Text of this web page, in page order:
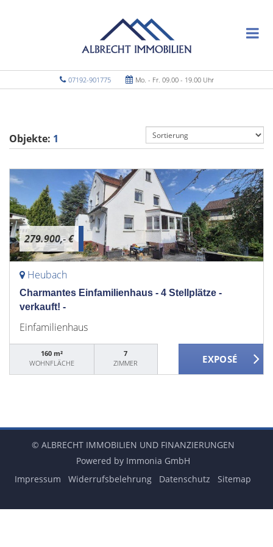
07192-901775 Mo. - Fr. 09.00 - 19.00 Uhr
Objekte: 1
279.900,- €
Heubach
Charmantes Einfamilienhaus - 4 Stellplätze -
verkauft! -
Einfamilienhaus
160 m²
WOHNFLÄCHE
7
ZIMMER
© ALBRECHT IMMOBILIEN UND FINANZIERUNGEN
Powered by Immonia GmbH
Impressum
Widerrufsbelehrung Datenschutz Sitemap